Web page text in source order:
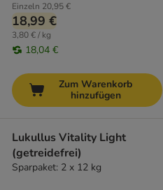
Einzeln 20,95 €
18,99 €
3,80 € / kg
18,04 €
Zum Warenkorb
hinzufügen
Lukullus Vitality Light
(getreidefrei)
Sparpaket: 2 x 12 kg